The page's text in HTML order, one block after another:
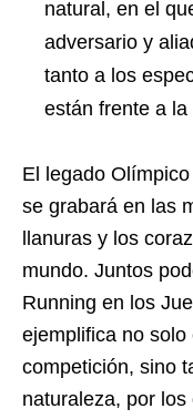
natural, en el
adversario y
tanto a los
están frente a la
El legado
se grabará en las
llanuras y los
mundo. Juntos
Running en los
ejemplifica no
competición, sino
naturaleza, por